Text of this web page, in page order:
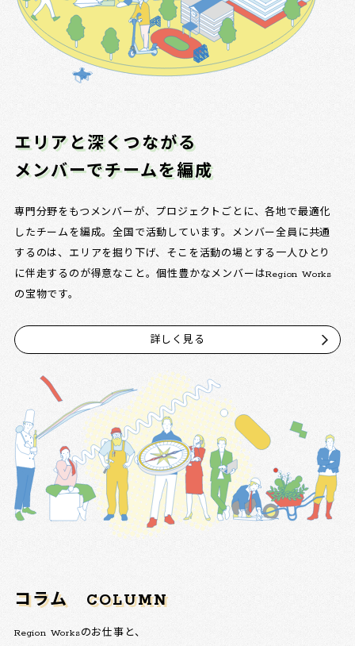
エリアと深くつながる
メンバーでチームを編成
専門分野をもつメンバーが、プロジェクトごとに、各地で最適化
したチームを編成。全国で活動しています。メンバー全員に共通
するのは、エリアを掘り下げ、そこを活動の場とする一人ひとり
に伴走するのが得意なこと。個性豊かなメンバーはRegion Works
の宝物です。
詳しく見る
コラム COLUMN
Region Worksのお仕事と、